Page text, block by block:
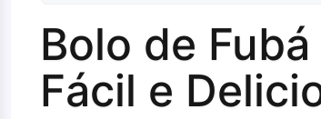
Bolo de
Fácil e